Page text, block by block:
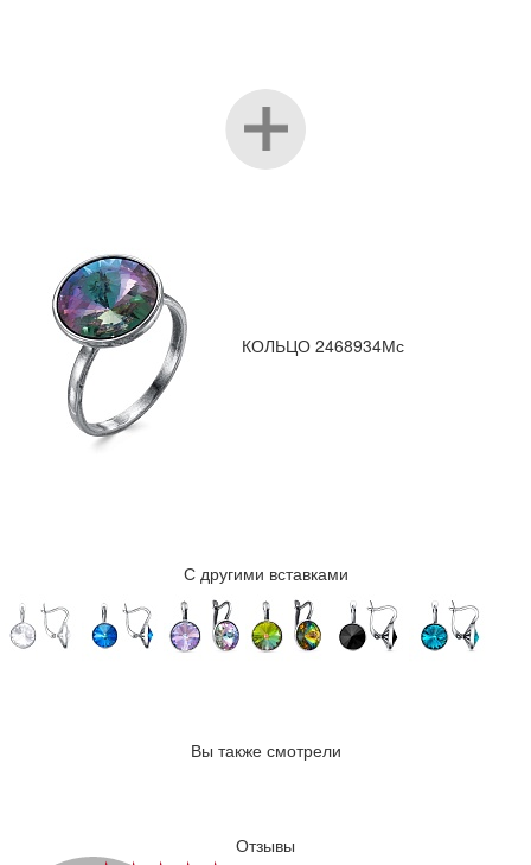
КОЛЬЦО 2468934Мс
С другими вставками
Вы также смотрели
Отзывы